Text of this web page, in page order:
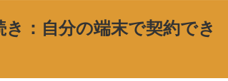
：自分の端末で契約でき